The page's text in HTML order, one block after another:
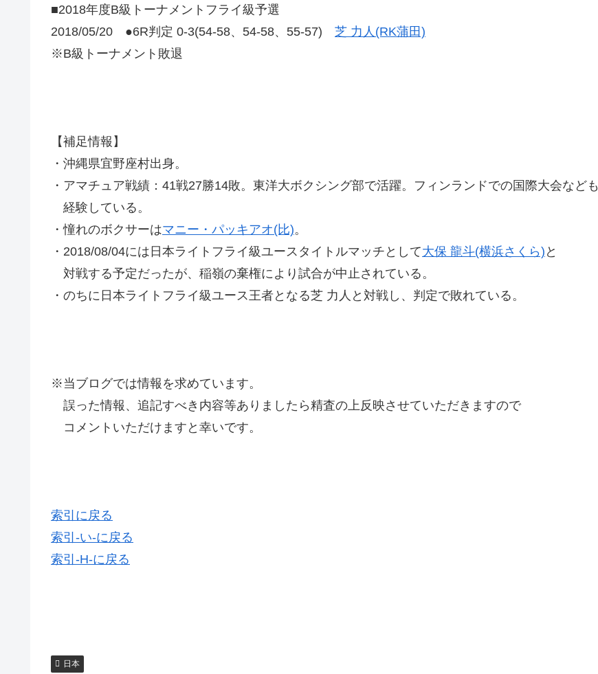
■2018年度B級トーナメントフライ級予選
2018/05/20 ●6R判定 0-3(54-58、54-58、55-57) 芝 力人(RK蒲田)
※B級トーナメント敗退
【補足情報】
・沖縄県宜野座村出身。
・アマチュア戦績：41戦27勝14敗。東洋大ボクシング部で活躍。フィンランドでの国際大会なども
経験している。
・憧れのボクサーはマニー・パッキアオ(比)。
・2018/08/04には日本ライトフライ級ユースタイトルマッチとして大保 龍斗(横浜さくら) と
対戦する予定だったが、稲嶺の棄権により試合が中止されている。
・のちに日本ライトフライ級ユース王者となる芝 力人と対戦し、判定で敗れている。
※当ブログでは情報を求めています。
誤った情報、追記すべき内容等ありましたら精査の上反映させていただきますので
コメントいただけますと幸いです。
索引に戻る
索引-い-に戻る
索引-H-に戻る
日本